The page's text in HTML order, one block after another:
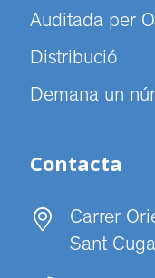
Auditada per
Distribució
Demana un
Contacta
Carrer
Sant